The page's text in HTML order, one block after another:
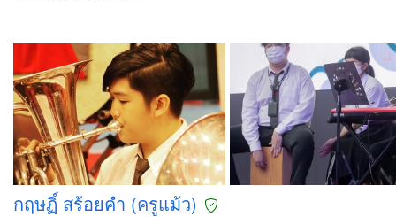
กฤษฏิ์ สร้อยคำ (ครูแม้ว)